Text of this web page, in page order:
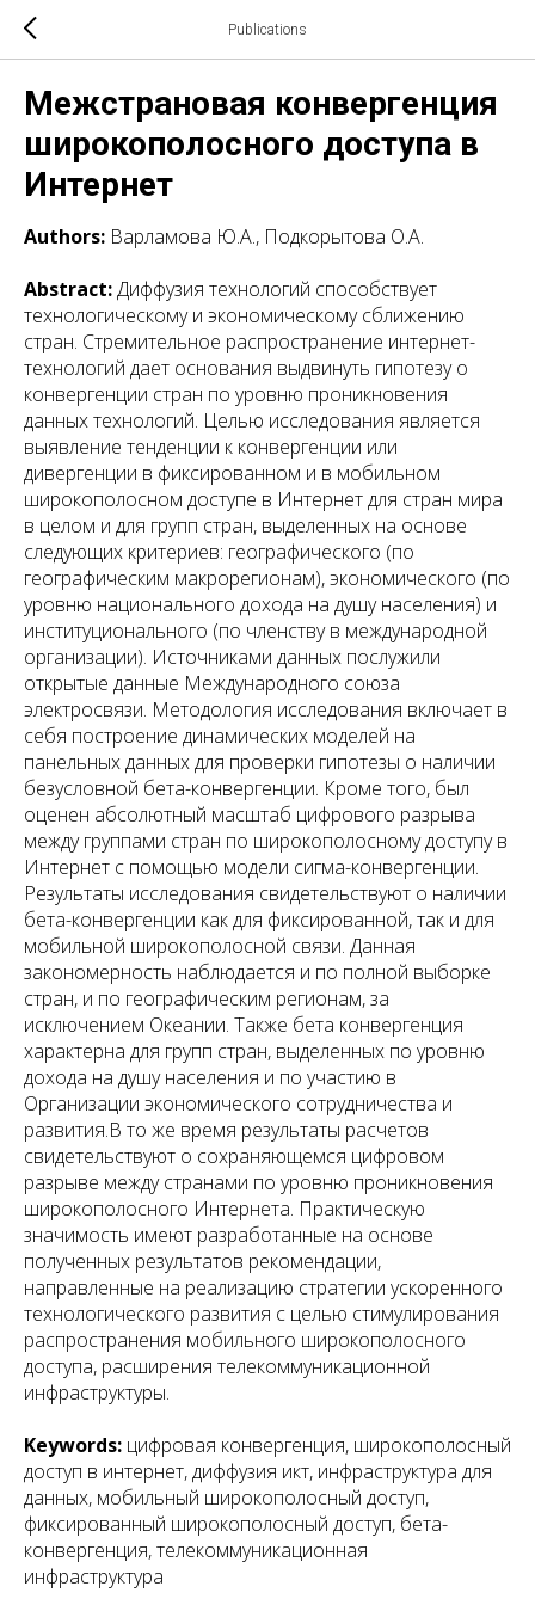
Publications
Межстрановая конвергенция
широкополосного доступа в
Интернет
Authors: Варламова Ю.А., Подкорытова О.А.
Abstract:Диффузия технологий способствует
технологическому и экономическому сближению
стран. Стремительное распространение интернет-
технологий дает основания выдвинуть гипотезу о
конвергенции стран по уровню проникновения
данных технологий. Целью исследования является
выявление тенденции к конвергенции или
дивергенции в фиксированном и в мобильном
широкополосном доступе в Интернет для стран мира
в целом и для групп стран, выделенных на основе
следующих критериев: географического (по
географическим макрорегионам), экономического (по
уровню национального дохода на душу населения) и
институционального (по членству в международной
организации). Источниками данных послужили
открытые данные Международного союза
электросвязи. Методология исследования включает в
себя построение динамических моделей на
панельных данных для проверки гипотезы о наличии
безусловной бета-конвергенции. Кроме того, был
оценен абсолютный масштаб цифрового разрыва
между группами стран по широкополосному доступу в
Интернет с помощью модели сигма-конвергенции.
Результаты исследования свидетельствуют о наличии
бета-конвергенции как для фиксированной, так и для
мобильной широкополосной связи. Данная
закономерность наблюдается и по полной выборке
стран, и по географическим регионам, за
исключением Океании. Также бета конвергенция
характерна для групп стран, выделенных по уровню
дохода на душу населения и по участию в
Организации экономического сотрудничества и
развития.В то же время результаты расчетов
свидетельствуют о сохраняющемся цифровом
разрыве между странами по уровню проникновения
широкополосного Интернета. Практическую
значимость имеют разработанные на основе
полученных результатов рекомендации,
направленные на реализацию стратегии ускоренного
технологического развития с целью стимулирования
распространения мобильного широкополосного
доступа, расширения телекоммуникационной
инфраструктуры.
Keywords: цифровая конвергенция, широкополосный
доступ в интернет, диффузия икт, инфраструктура для
данных, мобильный широкополосный доступ,
фиксированный широкополосный доступ, бета-
конвергенция, телекоммуникационная
инфраструктура